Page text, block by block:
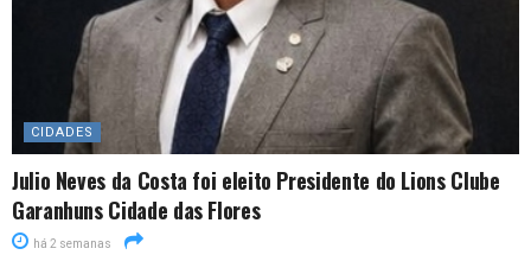
CIDADES
Julio Neves da Costa foi eleito Presidente do Lions Clube
Garanhuns Cidade das Flores
há 2 semanas